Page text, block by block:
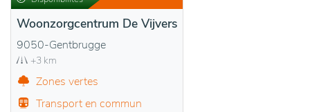
Woonzorgcentrum De Vijvers
9050-Gentbrugge
+3 km
Zones vertes
Transport en commun